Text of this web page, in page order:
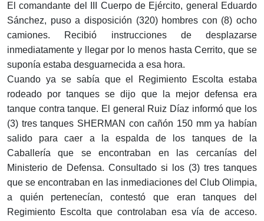
El comandante del III Cuerpo de Ejército, general Eduardo
Sánchez, puso a disposición (320) hombres con (8) ocho
camiones. Recibió instrucciones de desplazarse
inmediatamente y llegar por lo menos hasta Cerrito, que se
suponía estaba desguarnecida a esa hora.
Cuando ya se sabía que el Regimiento Escolta estaba
rodeado por tanques se dijo que la mejor defensa era
tanque contra tanque. El general Ruiz Díaz informó que los
(3) tres tanques SHERMAN con cañón 150 mm ya habían
salido para caer a la espalda de los tanques de la
Caballería que se encontraban en las cercanías del
Ministerio de Defensa. Consultado si los (3) tres tanques
que se encontraban en las inmediaciones del Club Olimpia,
a quién pertenecían, contestó que eran tanques del
Regimiento Escolta que controlaban esa vía de acceso.